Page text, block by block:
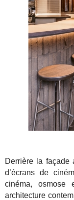
Derrière la façade
d’écrans de
cinéma, osmose
architecture